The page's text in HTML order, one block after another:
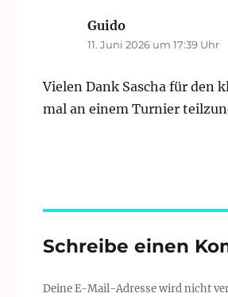
Guidosagt:
11. Juni 2026 um 17:39 Uhr
Vielen Dank Sascha für den
mal an einem Turnier
Schreibe einen
Deine E-Mail-Adresse wird nicht